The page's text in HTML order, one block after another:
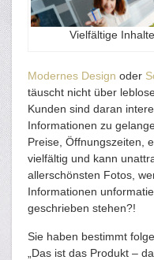
Vielfältige
Modernes Design oder
täuscht nicht über
Kunden sind daran
Informationen zu
Preise, Öffnungszeiten,
vielfältig und kann
allerschönsten Fotos,
Informationen
geschrieben stehen?!
Sie haben bestimmt
„Das ist das Produkt –